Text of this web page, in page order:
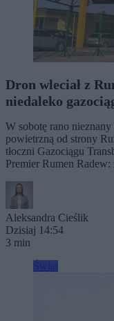
Dron wleciał z
niedaleko
W sobotę rano nieznany
powietrzną od strony
tłoczni Gazociągu
Premier Rumen
Aleksandra Cieślik
Dzisiaj 14:54
3 min